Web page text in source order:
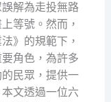
解為走投無路
等號。然而，
》的規範下，
角色，為許多
民眾，提供一
文透過一位六